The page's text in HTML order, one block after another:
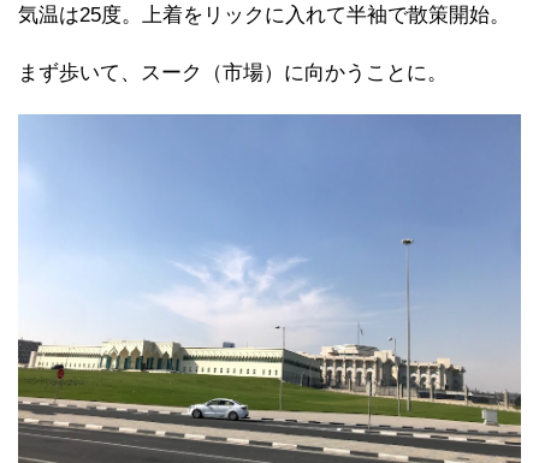
気温は25度。上着をリックに入れて半袖で散策開始。
まず歩いて、スーク（市場）に向かうことに。